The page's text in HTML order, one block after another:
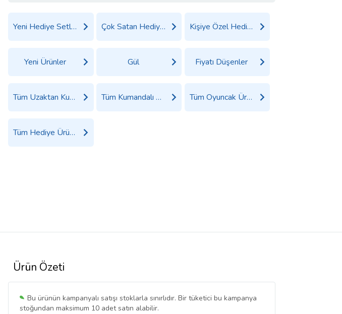
Yeni Hediye Setleri Çok Satan Hediyeler Kişiye Özel Hediyeler
Yeni Ürünler Gül Fiyatı Düşenler
Tüm Uzaktan Kumandalı Arabalar Ürünleri Tüm Kumandalı Araçlar Ürünleri Tüm Oyuncak Ürünleri
Tüm Hediye Ürünleri
Ürün Özeti
Bu ürünün kampanyalı satışı stoklarla sınırlıdır. Bir tüketici bu kampanya
stoğundan maksimum 10 adet satın alabilir.